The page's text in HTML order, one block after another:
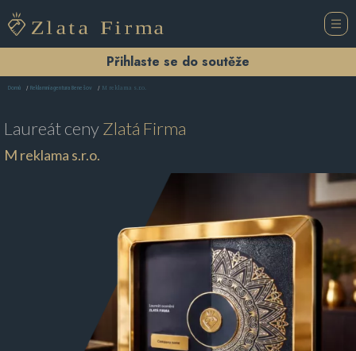
Přihlaste se do soutěže
Domů Reklamní agentura Benešov M reklama s.r.o.
Laureát cenyZlatá Firma
M reklama s.r.o.